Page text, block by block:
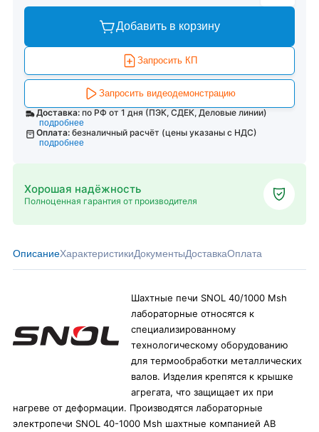
Добавить в корзину
Запросить КП
Запросить видеодемонстрацию
Доставка: по РФ от 1 дня (ПЭК, СДЕК, Деловые линии)
подробнее
Оплата: безналичный расчёт (цены указаны с НДС)
подробнее
Хорошая надёжность
Полноценная гарантия от производителя
ОписаниеХарактеристикиДокументыДоставкаОплата
Шахтные печи SNOL 40/1000 Msh
лабораторные относятся к
специализированному
технологическому оборудованию
для термообработки металлических
валов. Изделия крепятся к крышке
агрегата, что защищает их при
нагреве от деформации. Производятся лабораторные
электропечи SNOL 40-1000 Msh шахтные компанией AB